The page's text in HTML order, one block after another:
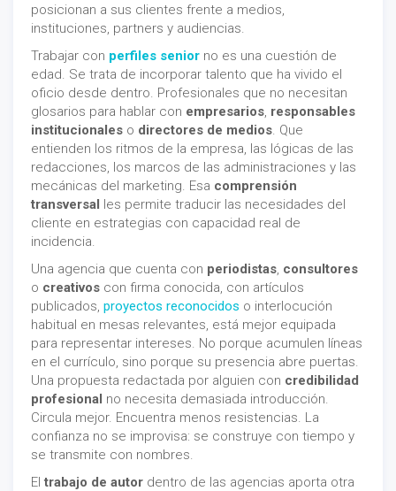
posicionan a sus clientes frente a medios,
instituciones, partners y audiencias.
Trabajar con perfiles senior no es una cuestión de
edad. Se trata de incorporar talento que ha vivido el
oficio desde dentro. Profesionales que no necesitan
glosarios para hablar con empresarios, responsables
institucionales o directores de medios. Que
entienden los ritmos de la empresa, las lógicas de las
redacciones, los marcos de las administraciones y las
mecánicas del marketing. Esa comprensión
transversal les permite traducir las necesidades del
cliente en estrategias con capacidad real de
incidencia.
Una agencia que cuenta con periodistas, consultores
o creativos con firma conocida, con artículos
publicados, proyectos reconocidos o interlocución
habitual en mesas relevantes, está mejor equipada
para representar intereses. No porque acumulen líneas
en el currículo, sino porque su presencia abre puertas.
Una propuesta redactada por alguien con credibilidad
profesional no necesita demasiada introducción.
Circula mejor. Encuentra menos resistencias. La
confianza no se improvisa: se construye con tiempo y
se transmite con nombres.
El trabajo de autor dentro de las agencias aporta otra